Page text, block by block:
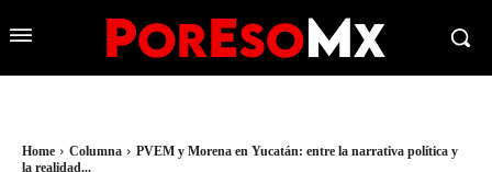
Home Columna
PVEM y Morena en Yucatán: entre la narrativa política y
la realidad...